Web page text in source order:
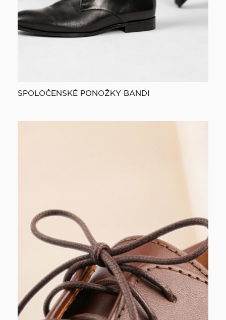
SPOLOČENSKÉ PONOŽKY BANDI